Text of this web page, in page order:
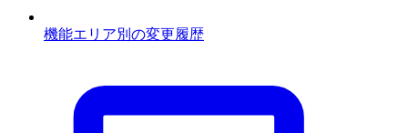
機能エリア別の変更履歴